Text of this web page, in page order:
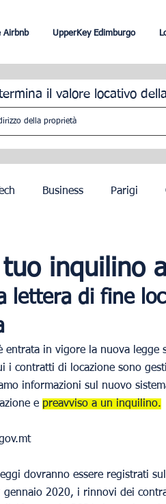
Airbnb UpperKey Edimburgo
il valore locativo
Business Parigi
inquilino
lettera di fine
entrata in vigore la nuova legge
i contratti di locazione sono
informazioni sul nuovo
e preavviso a un inquilino.
dovranno essere registrati
gennaio 2020, i rinnovi dei